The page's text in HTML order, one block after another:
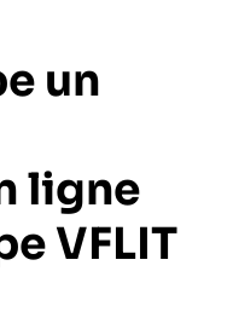
un
ligne
VFLIT